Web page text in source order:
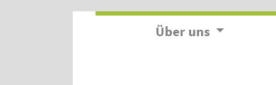
Über uns